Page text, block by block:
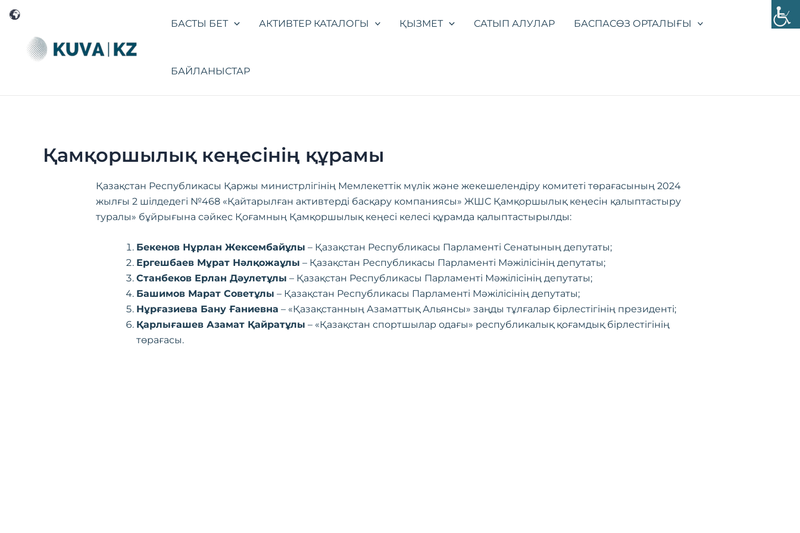
Перейти
содержимому
БАСТЫ БЕТ АКТИВТЕР КАТАЛОГЫ ҚЫЗМЕТ САТЫП АЛУЛАР БАСПАСӨЗ ОРТАЛЫҒЫ
БАЙЛАНЫСТАР
Қамқоршылық кеңесінің құрамы
Қазақстан Республикасы Қаржы министрлігінің Мемлекеттік мүлік және жекешелендіру комитеті төрағасының 2024
жылғы 2 шілдедегі №468 «Қайтарылған активтерді басқару компаниясы» ЖШС Қамқоршылық кеңесін қалыптастыру
туралы» бұйрығына сәйкес Қоғамның Қамқоршылық кеңесі келесі құрамда қалыптастырылды:
Бекенов Нұрлан Жексембайұлы – Қазақстан Республикасы Парламенті Сенатының депутаты;
Ергешбаев Мұрат Нәлқожаұлы – Қазақстан Республикасы Парламенті Мәжілісінің депутаты;
Станбеков Ерлан Дәулетұлы – Қазақстан Республикасы Парламенті Мәжілісінің депутаты;
Башимов Марат Советұлы – Қазақстан Республикасы Парламенті Мәжілісінің депутаты;
Нұрғазиева Бану Ғаниевна – «Қазақстанның Азаматтық Альянсы» заңды тұлғалар бірлестігінің президенті;
Қарлығашев Азамат Қайратұлы – «Қазақстан спортшылар одағы» республикалық қоғамдық бірлестігінің
төрағасы.